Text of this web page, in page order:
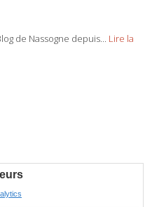
de Nassogne depuis... Lire la